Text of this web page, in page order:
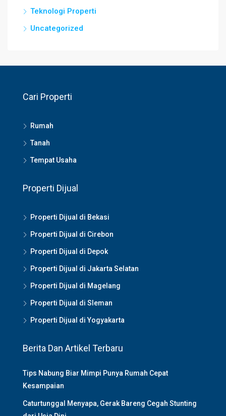
Teknologi Properti
Uncategorized
Cari Properti
Rumah
Tanah
Tempat Usaha
Properti Dijual
Properti Dijual di Bekasi
Properti Dijual di Cirebon
Properti Dijual di Depok
Properti Dijual di Jakarta Selatan
Properti Dijual di Magelang
Properti Dijual di Sleman
Properti Dijual di Yogyakarta
Berita Dan Artikel Terbaru
Tips Nabung Biar Mimpi Punya Rumah Cepat
Kesampaian
Caturtunggal Menyapa, Gerak Bareng Cegah Stunting